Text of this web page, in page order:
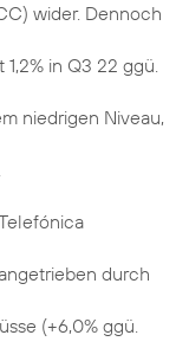
wider. Dennoch
1,2% in Q3 22 ggü.
niedrigen Niveau,
durch
(+6,0% ggü.